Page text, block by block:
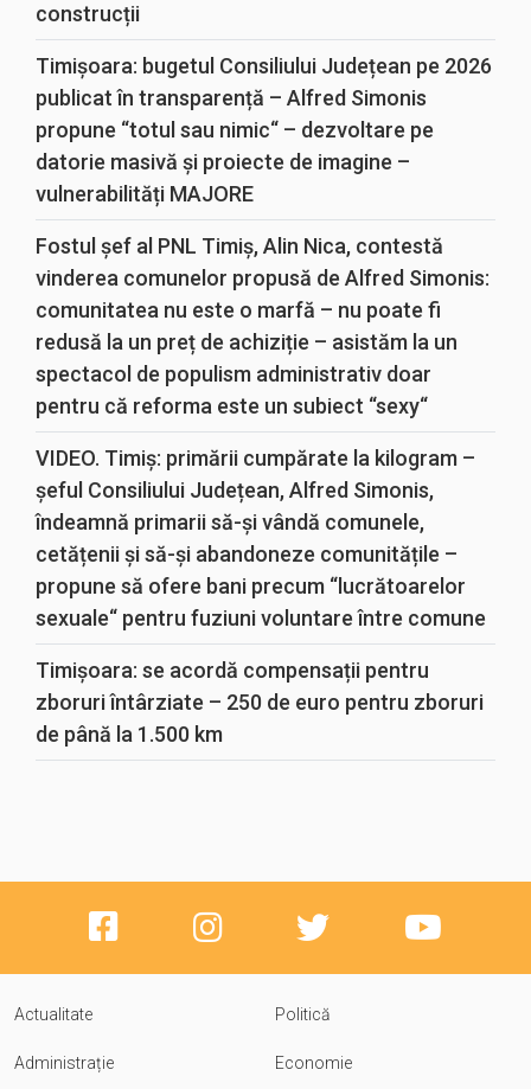
construcții
Timișoara: bugetul Consiliului Județean pe 2026
publicat în transparență – Alfred Simonis
propune “totul sau nimic“ – dezvoltare pe
datorie masivă și proiecte de imagine –
vulnerabilități MAJORE
Fostul șef al PNL Timiș, Alin Nica, contestă
vinderea comunelor propusă de Alfred Simonis:
comunitatea nu este o marfă – nu poate fi
redusă la un preț de achiziție – asistăm la un
spectacol de populism administrativ doar
pentru că reforma este un subiect “sexy“
VIDEO. Timiș: primării cumpărate la kilogram –
șeful Consiliului Județean, Alfred Simonis,
îndeamnă primarii să-și vândă comunele,
cetățenii și să-și abandoneze comunitățile –
propune să ofere bani precum “lucrătoarelor
sexuale“ pentru fuziuni voluntare între comune
Timișoara: se acordă compensații pentru
zboruri întârziate – 250 de euro pentru zboruri
de până la 1.500 km
Actualitate Politică
Administrație Economie